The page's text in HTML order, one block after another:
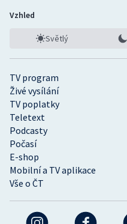
TV program
Živé vysílání
TV poplatky
Teletext
Podcasty
Počasí
E-shop
Mobilní a TV aplikace
Vše o ČT
Vzhled
Světlý